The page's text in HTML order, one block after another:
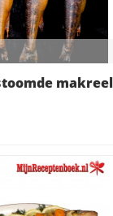
makreel